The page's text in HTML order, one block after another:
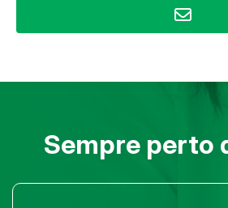
Sempre perto